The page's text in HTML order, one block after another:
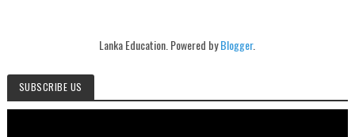
Lanka Education. Powered byBlogger.
SUBSCRIBE US